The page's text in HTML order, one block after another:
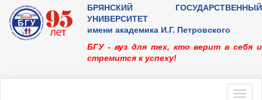
БРЯНСКИЙ ГОСУДАРСТВЕННЫЙ
УНИВЕРСИТЕТ
имени академика И.Г. Петровского
БГУ - вуз для тех, кто верит в себя и
стремится к успеху!